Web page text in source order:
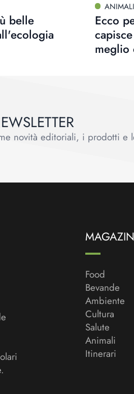
belle
ANIMALI
Ecco
meglio
novità editoriali, i prodotti e
Food
Bevande
Ambiente
Cultura
Salute
Animali
Itinerari